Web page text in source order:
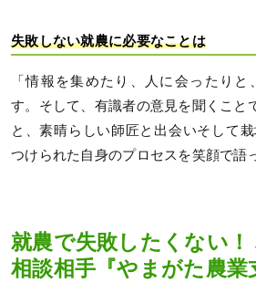
失敗しない就農に必要なことは
「情報を集めたり、人に会ったり
す。そして、有識者の意見を聞くこと
と、素晴らしい師匠と出会いそして
つけられた自身のプロセスを笑顔で語
就農で失敗したくない！
相談相手『やまがた農業